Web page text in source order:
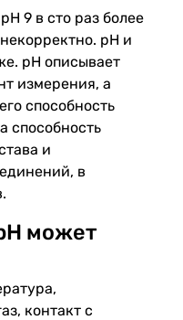
9 в сто раз более
pH и
pH описывает
измерения, а
способность
способность
и
в
может
контакт с